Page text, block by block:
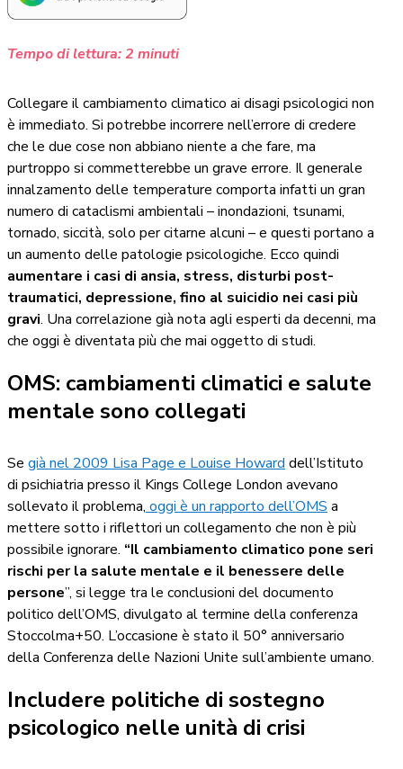
Tempo di lettura:2 minuti
Collegare il cambiamento climatico ai disagi psicologici non
è immediato. Si potrebbe incorrere nell’errore di credere
che le due cose non abbiano niente a che fare, ma
purtroppo si commetterebbe un grave errore. Il generale
innalzamento delle temperature comporta infatti un gran
numero di cataclismi ambientali – inondazioni, tsunami,
tornado, siccità, solo per citarne alcuni – e questi portano a
un aumento delle patologie psicologiche. Ecco quindi
aumentare i casi di ansia, stress, disturbi post-
traumatici, depressione, fino al suicidio nei casi più
gravi. Una correlazione già nota agli esperti da decenni, ma
che oggi è diventata più che mai oggetto di studi.
OMS: cambiamenti climatici e salute
mentale sono collegati
Se già nel 2009 Lisa Page e Louise Howard dell’Istituto
di psichiatria presso il Kings College London avevano
sollevato il problema, oggi è un rapporto dell’OMS a
mettere sotto i riflettori un collegamento che non è più
possibile ignorare. “Il cambiamento climatico pone seri
rischi per la salute mentale e il benessere delle
persone”, si legge tra le conclusioni del documento
politico dell’OMS, divulgato al termine della conferenza
Stoccolma+50. L’occasione è stato il 50° anniversario
della Conferenza delle Nazioni Unite sull’ambiente umano.
Includere politiche di sostegno
psicologico nelle unità di crisi